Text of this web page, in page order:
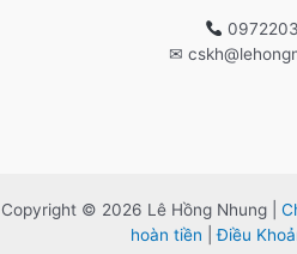
✉
Copyright © 2026 Lê Hồng Nhung |
hoàn tiền |Điều